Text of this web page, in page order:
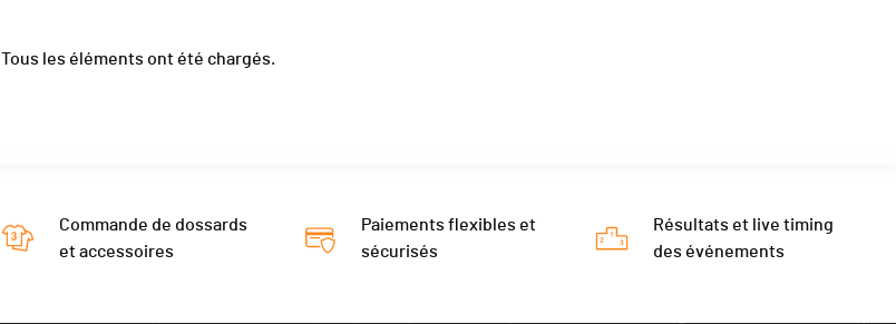
Tous les éléments ont été chargés.
Commande de dossards
et accessoires
Paiements flexibles et
sécurisés
Résultats et live timing
des événements